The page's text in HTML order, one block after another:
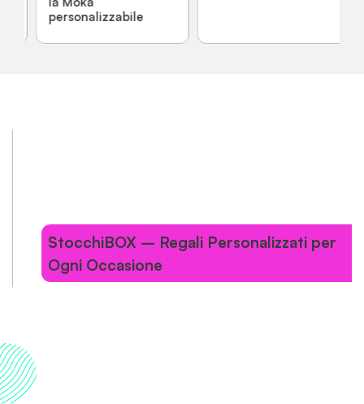
personalizzabile
StocchiBOX – Regali Personalizzati per
…